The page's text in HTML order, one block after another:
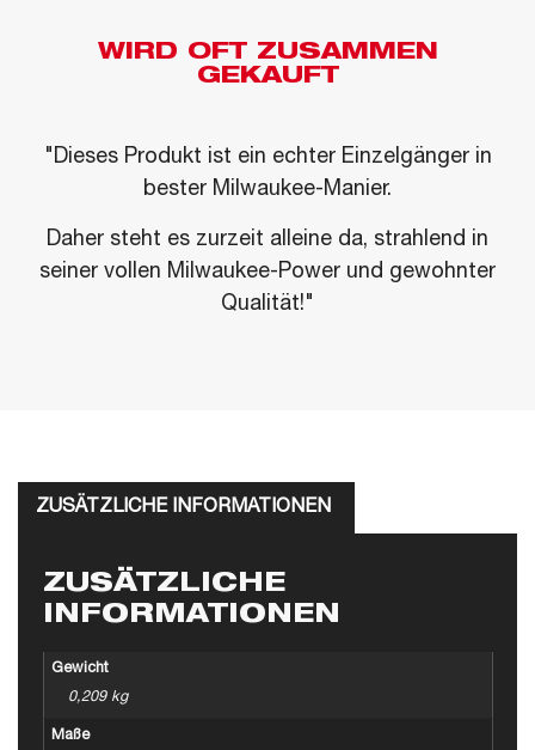
WIRD OFT ZUSAMMEN
GEKAUFT
"Dieses Produkt ist ein echter Einzelgänger in
bester Milwaukee-Manier.
Daher steht es zurzeit alleine da, strahlend in
seiner vollen Milwaukee-Power und gewohnter
Qualität!"
ZUSÄTZLICHE INFORMATIONEN
ZUSÄTZLICHE
INFORMATIONEN
Gewicht
0,209 kg
Maße